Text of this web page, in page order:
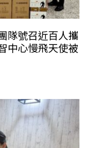
隊號召近百人攜
中心慢飛天使被